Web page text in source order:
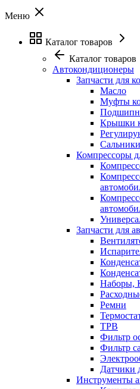
Меню
Каталог товаров
Каталог товаров
Автокондиционеры
Запчасти для
Масло
Муфты
Крышки
Компрессоры
Запчасти для
Наборы,
Ремни
ТРВ
Фильтр
Фильтр
Датчики
Инструменты